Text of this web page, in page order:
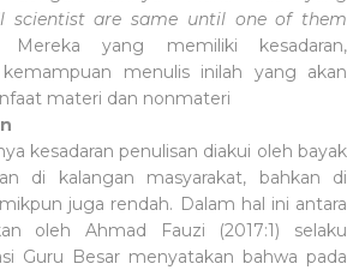
scientist are same until one of them
Mereka yang memiliki kesadaran,
menulis inilah yang akan
materi dan nonmateri
kesadaran penulisan diakui oleh bayak
di kalangan masyarakat, bahkan di
juga rendah. Dalam hal ini antara
oleh Ahmad Fauzi (2017:1) selaku
Guru Besar menyatakan bahwa pada